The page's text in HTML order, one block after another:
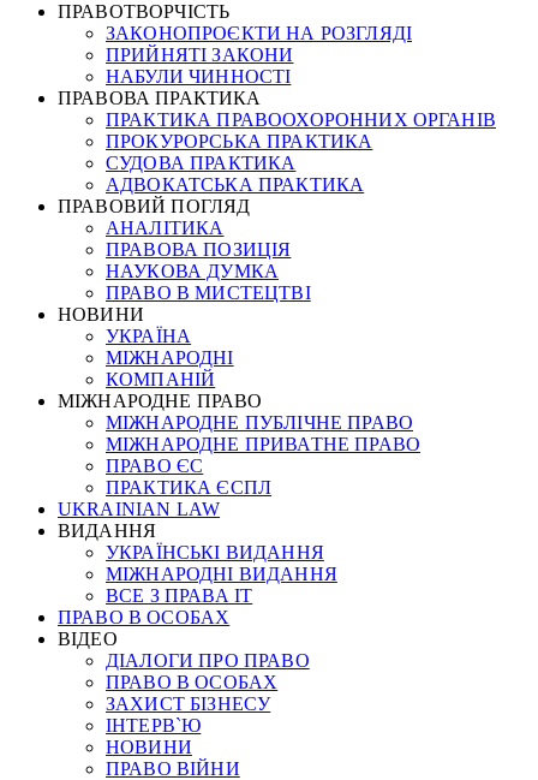
ПРАВОТВОРЧІСТЬ
ЗАКОНОПРОЄКТИ НА РОЗГЛЯДІ
ПРИЙНЯТІ ЗАКОНИ
НАБУЛИ ЧИННОСТІ
ПРАВОВА ПРАКТИКА
ПРАКТИКА ПРАВООХОРОННИХ ОРГАНІВ
ПРОКУРОРСЬКА ПРАКТИКА
СУДОВА ПРАКТИКА
АДВОКАТСЬКА ПРАКТИКА
ПРАВОВИЙ ПОГЛЯД
АНАЛІТИКА
ПРАВОВА ПОЗИЦІЯ
НАУКОВА ДУМКА
ПРАВО В МИСТЕЦТВІ
НОВИНИ
УКРАЇНА
МІЖНАРОДНІ
КОМПАНІЙ
МІЖНАРОДНЕ ПРАВО
МІЖНАРОДНЕ ПУБЛІЧНЕ ПРАВО
МІЖНАРОДНЕ ПРИВАТНЕ ПРАВО
ПРАВО ЄС
ПРАКТИКА ЄСПЛ
UKRAINIAN LAW
ВИДАННЯ
УКРАЇНСЬКІ ВИДАННЯ
МІЖНАРОДНІ ВИДАННЯ
ВСЕ З ПРАВА ІТ
ПРАВО В ОСОБАХ
ВІДЕО
ДІАЛОГИ ПРО ПРАВО
ПРАВО В ОСОБАХ
ЗАХИСТ БІЗНЕСУ
ІНТЕРВ`Ю
НОВИНИ
ПРАВО ВІЙНИ